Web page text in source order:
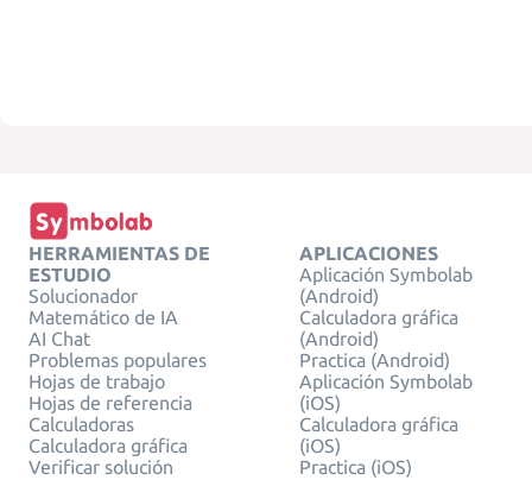
HERRAMIENTAS DE
ESTUDIO
Solucionador
Matemático de IA
AI Chat
Problemas populares
Hojas de trabajo
Hojas de referencia
Calculadoras
Calculadora gráfica
Verificar solución
APLICACIONES
Aplicación Symbolab
(Android)
Calculadora gráfica
(Android)
Practica (Android)
Aplicación Symbolab
(iOS)
Calculadora gráfica
(iOS)
Practica (iOS)